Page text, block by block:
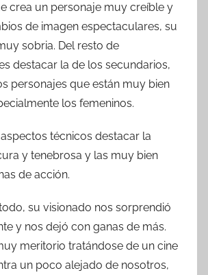
crea un personaje muy creíble y
de imagen espectaculares, su
sobria. Del resto de
destacar la de los secundarios,
personajes que están muy bien
los femeninos.
técnicos destacar la
y tenebrosa y las muy bien
de acción.
su visionado nos sorprendió
y nos dejó con ganas de más.
meritorio tratándose de un cine
un poco alejado de nosotros,